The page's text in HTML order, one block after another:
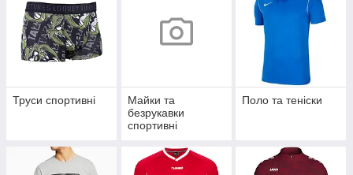
Труси спортивні
Майки та
безрукавки
спортивні
Поло та теніски